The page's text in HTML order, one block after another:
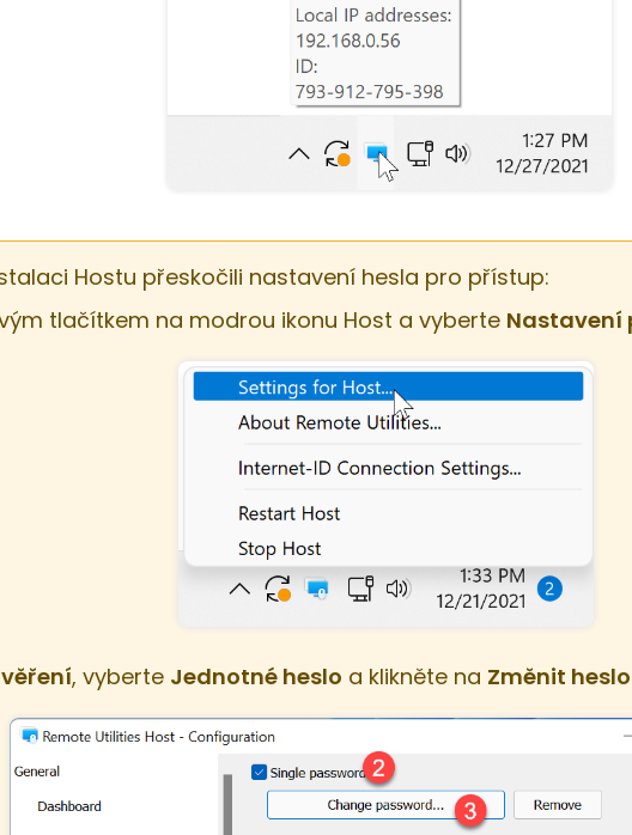
Hostu přeskočili nastavení hesla pro přístup:
tlačítkem na modrou ikonu Host a vyberte Nastavení
, vyberte Jednotné heslo a klikněte na Změnit heslo